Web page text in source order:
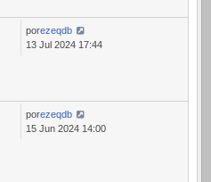
porezeqdb
13 Jul 2024 17:44
porezeqdb
15 Jun 2024 14:00